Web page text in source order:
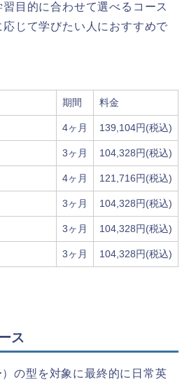
目的に合わせて選べるコース
じて学びたい人におすすめで
期間 料金
4ヶ月 139,104円(税込)
3ヶ月 104,328円(税込)
4ヶ月 121,716円(税込)
3ヶ月 104,328円(税込)
3ヶ月 104,328円(税込)
3ヶ月 104,328円(税込)
ス
の型を対象に最終的に日常英